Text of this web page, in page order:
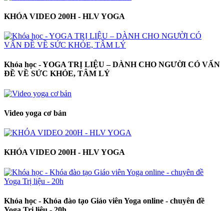
KHÓA VIDEO 200H - HLV YOGA
Khóa học - YOGA TRỊ LIỆU – DÀNH CHO NGƯỜI CÓ VẤN
ĐỀ VỀ SỨC KHỎE, TÂM LÝ
Video yoga cơ bản
KHÓA VIDEO 200H - HLV YOGA
Khóa học - Khóa đào tạo Giáo viên Yoga online - chuyên đề